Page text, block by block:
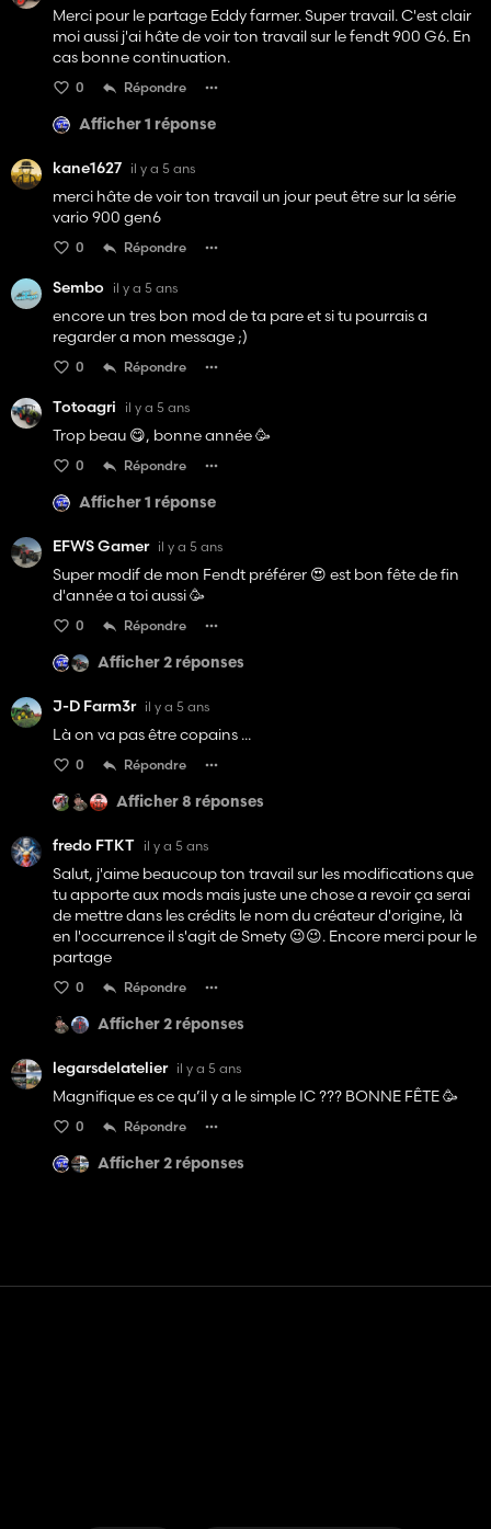
Merci pour le partage Eddy farmer. Super travail. C'est clair
moi aussi j'ai hâte de voir ton travail sur le fendt 900 G6. En
cas bonne continuation.
0 Répondre
Afficher 1 réponse
kane1627 il y a 5 ans
merci hâte de voir ton travail un jour peut être sur la série
vario 900 gen6
0 Répondre
Sembo il y a 5 ans
encore un tres bon mod de ta pare et si tu pourrais a
regarder a mon message ;)
0 Répondre
Totoagri il y a 5 ans
Trop beau 😋, bonne année 🥳
0 Répondre
Afficher 1 réponse
EFWS Gamer il y a 5 ans
Super modif de mon Fendt préférer 😍 est bon fête de fin
d'année a toi aussi 🥳
0 Répondre
Afficher 2 réponses
J-D Farm3r il y a 5 ans
Là on va pas être copains ...
0 Répondre
Afficher 8 réponses
fredo FTKT il y a 5 ans
Salut, j'aime beaucoup ton travail sur les modifications que
tu apporte aux mods mais juste une chose a revoir ça serai
de mettre dans les crédits le nom du créateur d'origine, là
en l'occurrence il s'agit de Smety 😉😉. Encore merci pour le
partage
0 Répondre
Afficher 2 réponses
legarsdelatelier il y a 5 ans
Magnifique es ce qu’il y a le simple IC ??? BONNE FÊTE 🥳
0 Répondre
Afficher 2 réponses